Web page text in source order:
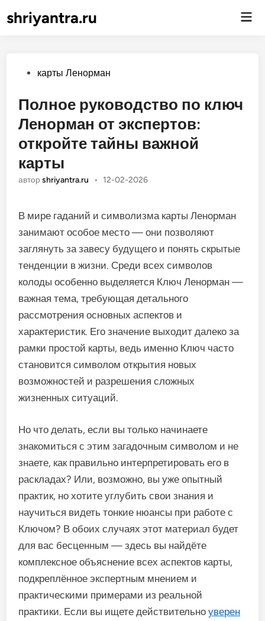
shriyantra.ru
Опубликовано
карты Ленорман
Полное руководство по ключ
Ленорман от экспертов:
откройте тайны важной
карты
авторshriyantra.ru • 12-02-2026
В мире гаданий и символизма карты Ленорман
занимают особое место — они позволяют
заглянуть за завесу будущего и понять скрытые
тенденции в жизни. Среди всех символов
колоды особенно выделяется Ключ Ленорман —
важная тема, требующая детального
рассмотрения основных аспектов и
характеристик. Его значение выходит далеко за
рамки простой карты, ведь именно Ключ часто
становится символом открытия новых
возможностей и разрешения сложных
жизненных ситуаций.
Но что делать, если вы только начинаете
знакомиться с этим загадочным символом и не
знаете, как правильно интерпретировать его в
раскладах? Или, возможно, вы уже опытный
практик, но хотите углубить свои знания и
научиться видеть тонкие нюансы при работе с
Ключом? В обоих случаях этот материал будет
для вас бесценным — здесь вы найдёте
комплексное объяснение всех аспектов карты,
подкреплённое экспертным мнением и
практическими примерами из реальной
практики. Если вы ищете действительноуверен